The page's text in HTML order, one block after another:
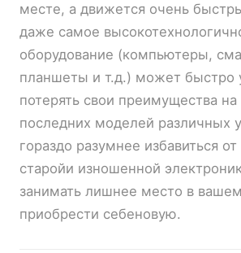
месте, а движется очень
даже самое
оборудование (компьютеры,
планшеты и т.д.) может быстро
потерять свои преимущества
последних моделей различных
гораздо разумнее избавиться
старойи изношенной
занимать лишнее место в
приобрести себеновую.